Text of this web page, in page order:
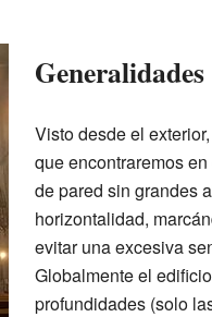
Generalidades
Visto desde el
que encontraremos
de pared sin grandes
horizontalidad,
evitar una excesiva
Globalmente el
profundidades (solo